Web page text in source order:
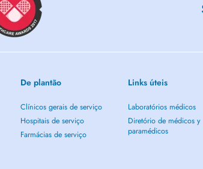
De plantão
Clínicos gerais de serviço
Hospitais de serviço
Farmácias de serviço
Links úteis
Laboratórios médicos
Diretório de médicos y
paramédicos